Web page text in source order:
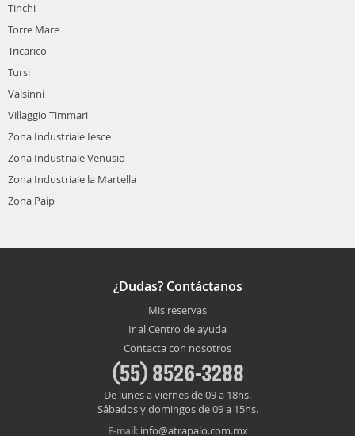
Tinchi
Torre Mare
Tricarico
Tursi
Valsinni
Villaggio Timmari
Zona Industriale Iesce
Zona Industriale Venusio
Zona Industriale la Martella
Zona Paip
¿Dudas? Contáctanos
Mis reservas
Ir al Centro de ayuda
Contacta con nosotros
(55) 8526-3288
De lunes a viernes de 09 a 18hs.
Sábados y domingos de 09 a 15hs.
E-mail: info@atrapalo.com.mx